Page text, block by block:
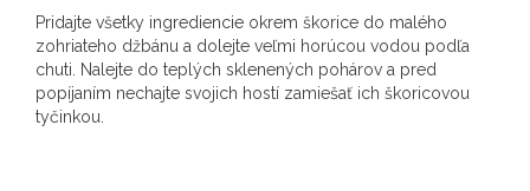
Pridajte všetky ingrediencie okrem škorice do malého
zohriateho džbánu a dolejte veľmi horúcou vodou podľa
chuti. Nalejte do teplých sklenených pohárov a pred
popíjaním nechajte svojich hostí zamiešať ich škoricovou
tyčinkou.